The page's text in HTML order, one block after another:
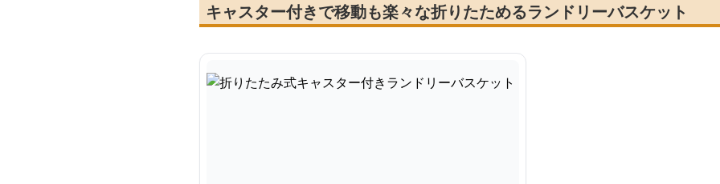
キャスター付きで移動も楽々な折りたためるランドリーバスケット